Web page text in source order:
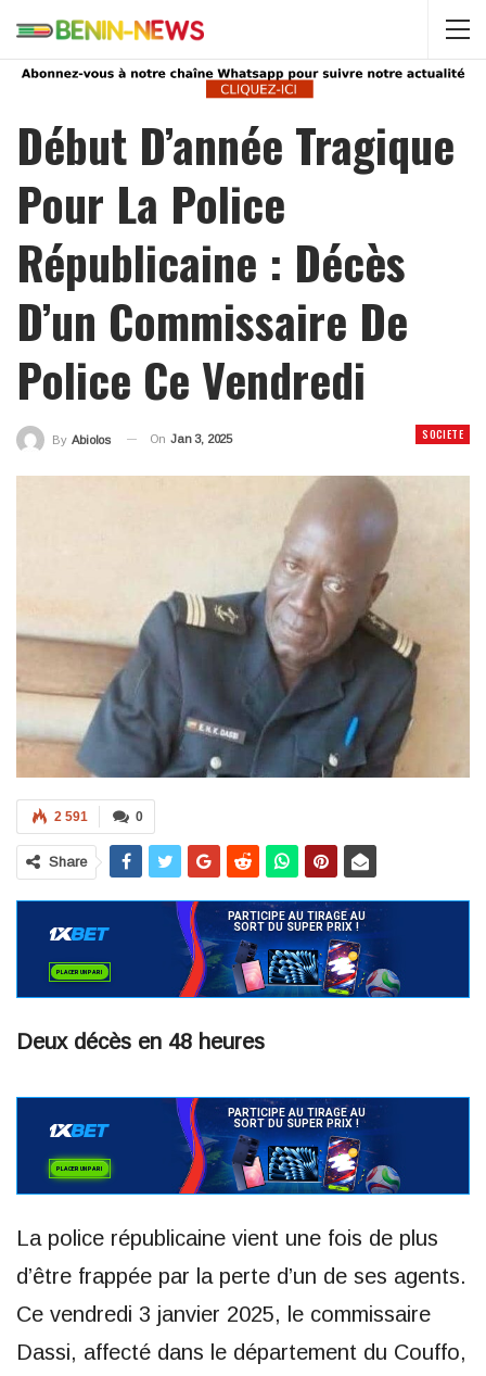
Début D’année Tragique
Pour La Police
Républicaine : Décès
D’un Commissaire De
Police Ce Vendredi
SOCIETE
By Abiolos On Jan 3, 2025
0
2 591
Share
Deux décès en 48 heures
La police républicaine vient une fois de plus
d’être frappée par la perte d’un de ses agents.
Ce vendredi 3 janvier 2025, le commissaire
Dassi, affecté dans le département du Couffo,